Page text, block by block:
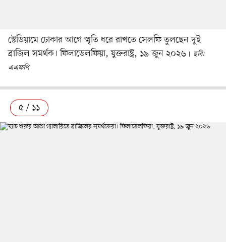
স্টেডিয়ামে ঢোকার আগে স্মৃতি ধরে রাখতে সেলফি তুলছেন দুই
ব্রাজিল সমর্থক। ফিলাডেলফিয়া, যুক্তরাষ্ট্র, ১৯ জুন ২০২৬
ছবি:
এএফপি
৫ / ১১